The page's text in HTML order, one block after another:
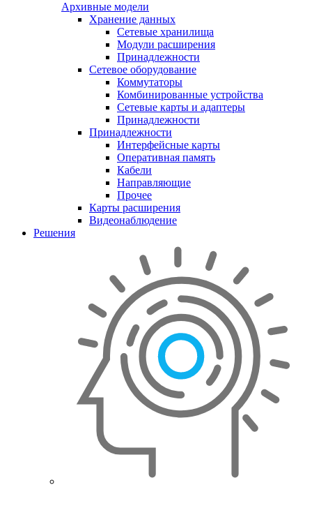
Архивные модели
Хранение данных
Сетевые хранилища
Модули расширения
Принадлежности
Сетевое оборудование
Коммутаторы
Комбинированные устройства
Сетевые карты и адаптеры
Принадлежности
Принадлежности
Интерфейсные карты
Оперативная память
Кабели
Направляющие
Прочее
Карты расширения
Видеонаблюдение
Решения